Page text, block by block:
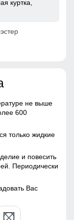
обеспечит
позволяя
о
67
куртка,
Натуральные
Тефлон,
материалы
TW -
Air Mesh/
не выше
600
только жидкие
и повесить
Периодически
Вас